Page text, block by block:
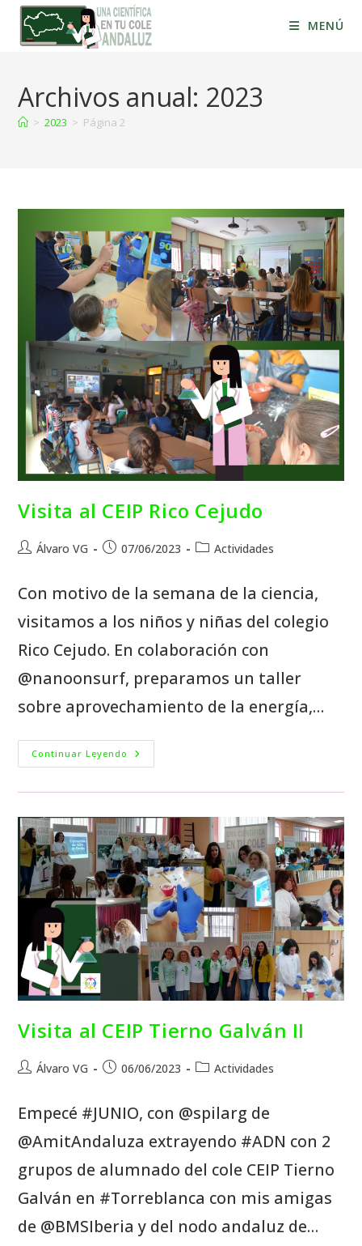
MENÚ
Archivos anual: 2023
> 2023 > Página 2
Visita al CEIP Rico Cejudo
Álvaro VG 07/06/2023 Actividades
Con motivo de la semana de la ciencia,
visitamos a los niños y niñas del colegio
Rico Cejudo. En colaboración con
@nanoonsurf, preparamos un taller
sobre aprovechamiento de la energía,…
Continuar Leyendo
Visita al CEIP Tierno Galván II
Álvaro VG 06/06/2023 Actividades
Empecé #JUNIO, con @spilarg de
@AmitAndaluza extrayendo #ADN con 2
grupos de alumnado del cole CEIP Tierno
Galván en #Torreblanca con mis amigas
de @BMSIberia y del nodo andaluz de…